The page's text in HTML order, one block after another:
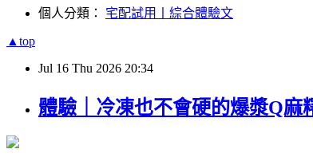
個人分類： 宅配試用丨綜合體驗文
▲top
Jul 16 Thu 2026 20:34
體驗｜冷凍也不會硬的爆漿Q麻